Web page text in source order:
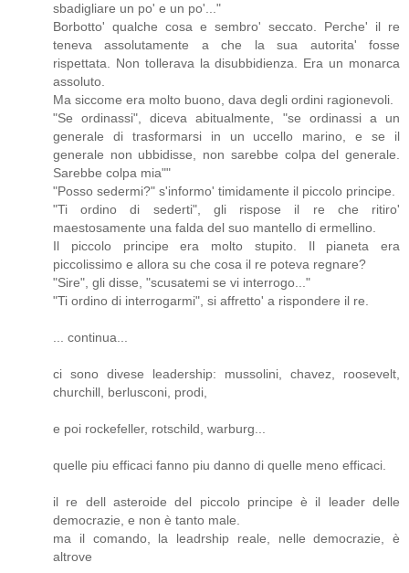
sbadigliare un po' e un po'..."
Borbotto' qualche cosa e sembro' seccato. Perche' il re
teneva assolutamente a che la sua autorita' fosse
rispettata. Non tollerava la disubbidienza. Era un monarca
assoluto.
Ma siccome era molto buono, dava degli ordini ragionevoli.
"Se ordinassi", diceva abitualmente, "se ordinassi a un
generale di trasformarsi in un uccello marino, e se il
generale non ubbidisse, non sarebbe colpa del generale.
Sarebbe colpa mia""
"Posso sedermi?" s'informo' timidamente il piccolo principe.
"Ti ordino di sederti", gli rispose il re che ritiro'
maestosamente una falda del suo mantello di ermellino.
Il piccolo principe era molto stupito. Il pianeta era
piccolissimo e allora su che cosa il re poteva regnare?
"Sire", gli disse, "scusatemi se vi interrogo..."
"Ti ordino di interrogarmi", si affretto' a rispondere il re.
... continua...
ci sono divese leadership: mussolini, chavez, roosevelt,
churchill, berlusconi, prodi,
e poi rockefeller, rotschild, warburg...
quelle piu efficaci fanno piu danno di quelle meno efficaci.
il re dell asteroide del piccolo principe è il leader delle
democrazie, e non è tanto male.
ma il comando, la leadrship reale, nelle democrazie, è
altrove